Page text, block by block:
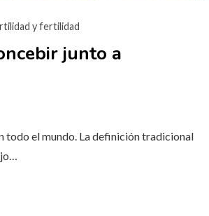
y fertilidad
junto a
todo el mundo. La definición tradicional